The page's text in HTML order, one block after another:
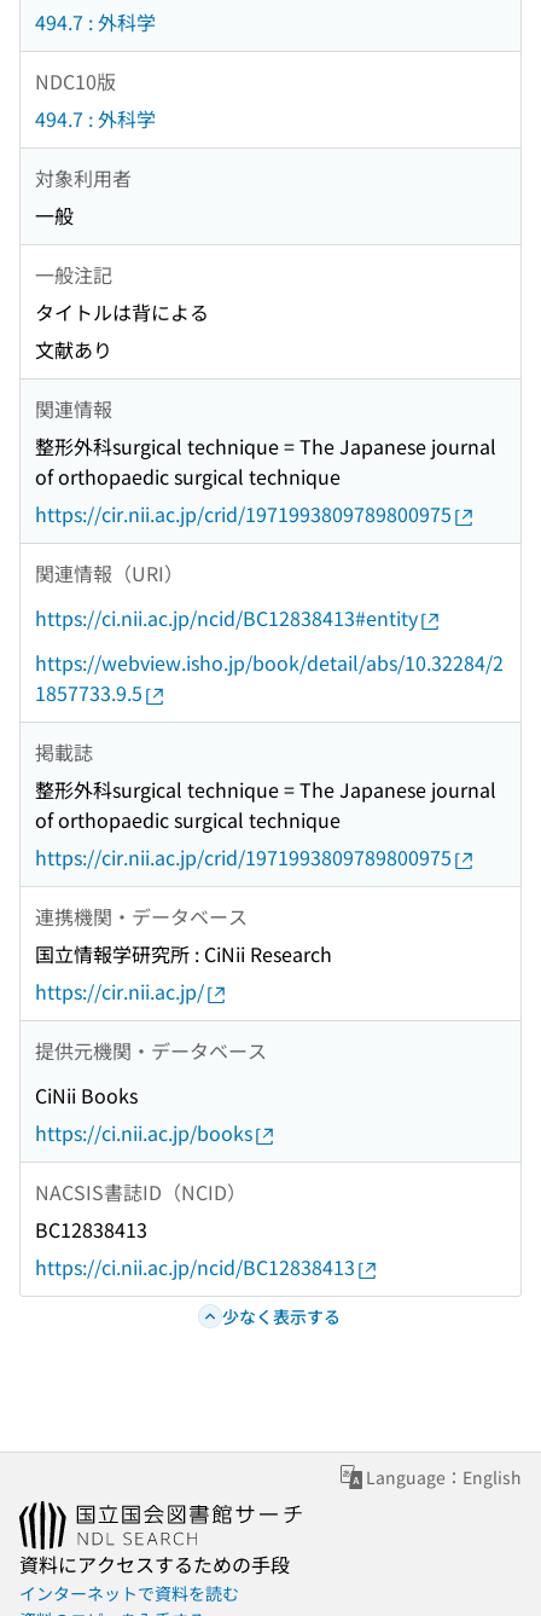
494.7 : 外科学
NDC10版
494.7 : 外科学
対象利用者
一般
一般注記
タイトルは背による
文献あり
関連情報
整形外科surgical technique = The Japanese journal
of orthopaedic surgical technique
https://cir.nii.ac.jp/crid/1971993809789800975
関連情報（URI）
https://ci.nii.ac.jp/ncid/BC12838413#entity
https://webview.isho.jp/book/detail/abs/10.32284/2
1857733.9.5
掲載誌
整形外科surgical technique = The Japanese journal
of orthopaedic surgical technique
https://cir.nii.ac.jp/crid/1971993809789800975
連携機関・データベース
国立情報学研究所 : CiNii Research
https://cir.nii.ac.jp/
提供元機関・データベース
CiNii Books
https://ci.nii.ac.jp/books
NACSIS書誌ID（NCID）
BC12838413
https://ci.nii.ac.jp/ncid/BC12838413
少なく表示する
Language：English
資料にアクセスするための手段
インターネットで資料を読む